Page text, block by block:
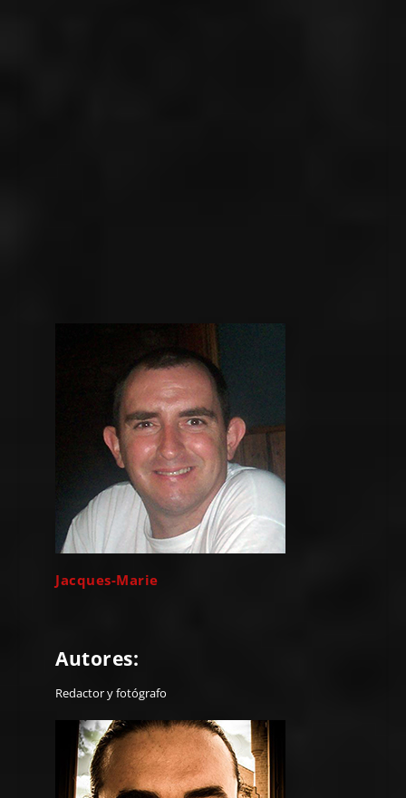
Jacques-Marie
Autores:
Redactor y fotógrafo